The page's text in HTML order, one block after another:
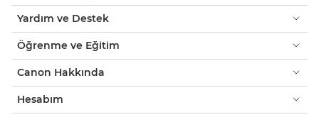
Yardım ve Destek
Öğrenme ve Eğitim
Canon Hakkında
Hesabım